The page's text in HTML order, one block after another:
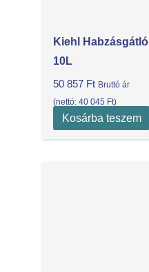
Kiehl Habzásgátló
10L
50 857 Ft Bruttó ár
(nettó:40 045 Ft)
Kosárba teszem